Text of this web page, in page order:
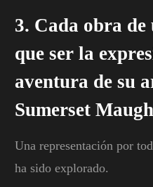
3. Cada obra
que ser la
aventura de su
Sumerset
Una representación por
ha sido explorado.